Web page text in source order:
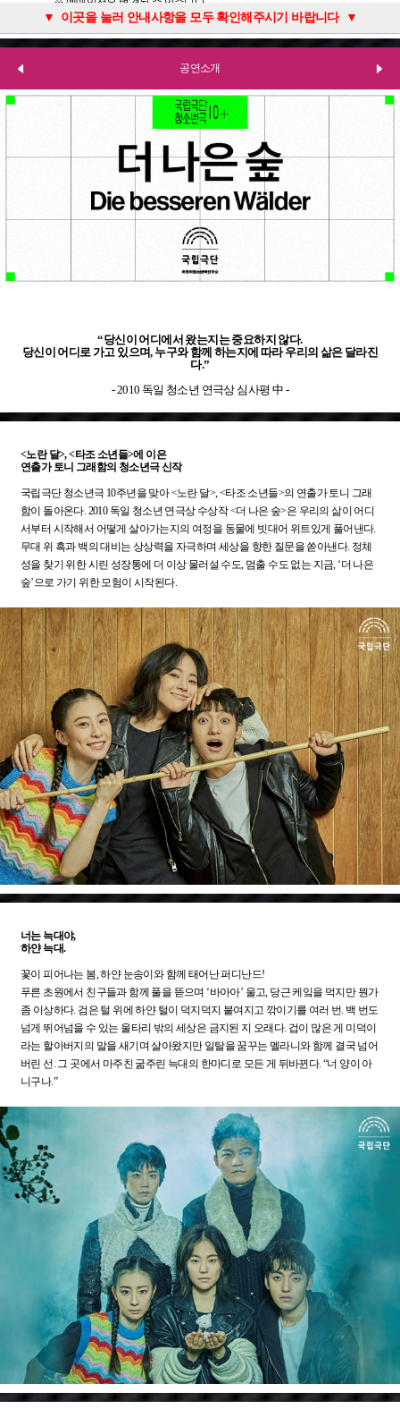
■ 코로나-19 관련 사회적 거리두기 4단계 지침에 따라 ‘동반자 외 좌석 한 칸 띄어 앉기’를 시범 운영합니다.
- 동반자 예매 시 4매까지 연석 구매 가능 (선택한 좌석 좌우로 공석 자동 생
성)
■ 국립극단 공연은 코로나-19 확산 방지를 위하여 ‘입장 전 체온측정', '모바일 문진표 작성' 등을 진행합니다. 번거로우시겠지만 평소보다 여유있게 공연장에 도착하셔서 협조하여 주시기 바랍니다.
매표소 이용은 공연 시작 1시간 30분 전부터 가능합니다.
■ 14세(중학생) 이상 관람가 입니다.
청소년의 경우 나이 확인이 가능한 여권, 주민등록등본 등을 반드시 지참
해 주시기 바랍니다.
관계없이 티켓이 있더라도 입장은 불가하며 관련 취소/환불/변경이 되지
않사오니 참고하시기 바랍니다.
■ 할인 적용받은 분들은 할인정보에 대한 자세한 내용을 확인하시고 해당 할인의 증빙자료를 꼭 지참해 주시기 바랍니다.
할인 내역에 안내되어 있는 것처럼 관람 당일 예매 시 선택한 할인의 증빙
으로만 할인 적용 확인되며, 증빙자료 미지참하시거나 적용되지 않는 경우
(※할인가가 동일하더라도 관람 당일 현장에서 변경 적용되지 않습니다.)
■ 반드시 관람자 본인 아이디로 예매해 주시기 바랍니다.
관람 당일 예매자 본인 신분증 및 예매번호를 꼭 지참하시기 바랍니다.
대리 수령 및 양도가 불가하며, 개인 간의 거래 및 양도에 의한 피해는 예매
■ 11/11(목) 15시, 11/14(일) 15시 회차에는 생중계 영상 촬영이 진행됩니다.
-배우들의 마이크(확성 없음) 착용 및 일부 조명의 조도 조정이 있으며 관람
시 시야방해 및 소음으로 공연 관람에 불편이 발생할 수 있으니 예매 시 참
■ 유튜브 생중계 안내
- 일시: 11월 11일(목) 15시, 11월 14일(일) 15시
- 방법: 공연실황 유튜브 생중계
※ 별도의 예약 없이 무료로 관람 가능하며, 중계시간 외 관람은 불가합니
다.
※ 유튜브 생중계 회차에는 객석 내에서 실황 촬영 및 생중계가 진행됩니
다. 해당 회차 예매 시 참고 부탁드립니다
■ 쾌적한 관람 환경을 위해 공연 시작 후 객석 입장은 불가하거나 최소화하여 운영합니다.
입장이 허용될 경우 다른 관객의 관람에 방해가 되지 않도록 본인 좌석 입
장은 불가하며, 입장 시 안내받은 좌석 위치에 따라 일부 시야제한이 발생
■ 함께 관람하시는 다른 관객의 안전을 위해 커튼콜을 포함한 공연 관람 중 과도한 환호 및 함성은 자제해 주시고 따뜻한 박수를 부탁드립니다.
■ 티켓 예매 및 객석 입장 규정을 숙지하지 못해 발생하는 책임은 관객 본인에게 있으며, 그로 인한 취소/환불/변경은 불가하오니 유념하시기 바랍니다.
■ 코로나-19 확진자 및 밀접접촉자 발생 시에는 부득이하게 공연이 중단 또는 취소될 수 있습니다.
해당 일자 공연을 예매하신 경우 별도의 취소수수료 없이 전액 환불(티켓
구매 금액의 100%)이 진행되며 자세한 환불절차는 별도로 안내 드릴 예정
■ 예매 개시 일정 및 공연 정보는 변경 가능성 있습니다.
▼ 이곳을 눌러 안내사항을 모두 확인해주시기 바랍니다 ▼
공연소개
“당신이 어디에서 왔는지는 중요하지 않다.
당신이 어디로 가고 있으며, 누구와 함께 하는지에 따라 우리의 삶은 달라진
다.”
- 2010 독일 청소년 연극상 심사평 中 -
<노란 달>, <타조 소년들>에 이은
연출가 토니 그래함의 청소년극 신작
국립극단 청소년극 10주년을 맞아 <노란 달>, <타조 소년들>의 연출가 토니 그래
함이 돌아온다. 2010 독일 청소년 연극상 수상작 <더 나은 숲>은 우리의 삶이 어디
서부터 시작해서 어떻게 살아가는지의 여정을 동물에 빗대어 위트있게 풀어낸다.
무대 위 흑과 백의 대비는 상상력을 자극하며 세상을 향한 질문을 쏟아낸다. 정체
성을 찾기 위한 시린 성장통에 더 이상 물러설 수도, 멈출 수도 없는 지금, ‘더 나은
숲’으로 가기 위한 모험이 시작된다.
너는 늑대야,
하얀 늑대.
꽃이 피어나는 봄, 하얀 눈송이와 함께 태어난 퍼디난드!
푸른 초원에서 친구들과 함께 풀을 뜯으며 ‘바아아’ 울고, 당근 케잌을 먹지만 뭔가
좀 이상하다. 검은 털 위에 하얀 털이 덕지덕지 붙여지고 깎이기를 여러 번. 백 번도
넘게 뛰어넘을 수 있는 울타리 밖의 세상은 금지된 지 오래다. 겁이 많은 게 미덕이
라는 할아버지의 말을 새기며 살아왔지만 일탈을 꿈꾸는 멜라니와 함께 결국 넘어
버린 선. 그 곳에서 마주친 굶주린 늑대의 한마디로 모든 게 뒤바뀐다. “너 양이 아
니구나.”